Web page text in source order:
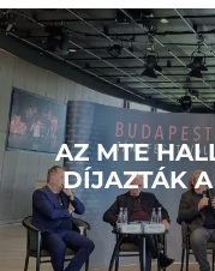
AZ MTE
DÍJAZTÁK